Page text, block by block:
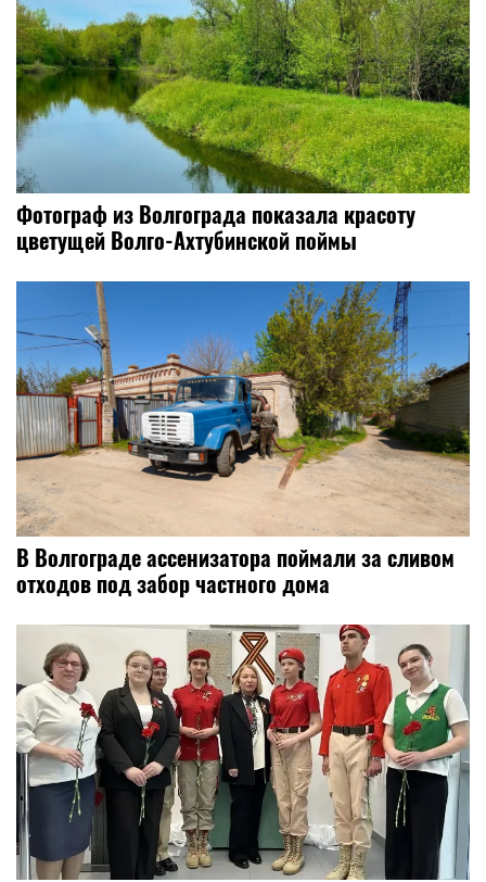
Фотограф из Волгограда показала красоту
цветущей Волго-Ахтубинской поймы
В Волгограде ассенизатора поймали за сливом
отходов под забор частного дома